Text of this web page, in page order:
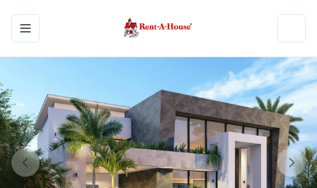
Toggle navigation menu